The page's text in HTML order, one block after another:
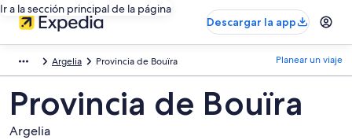
Ir a la sección principal de la página
Descargar la app
Argelia Provincia de Bouïra Planear un viaje
Provincia de Bouïra
Argelia